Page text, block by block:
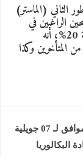
الثاني (الماستر)
3 كافة المترشحين الراغبين في
الالتحاق بالتكوين في الطور الثاني (الماستر) ضمن فئة 20%، أنه
المتأخرين وكذا
منشور رقم 01 مؤرخ في 22 محرم عام 1448 الموافق لـ 07 جويلية
البكالوريا